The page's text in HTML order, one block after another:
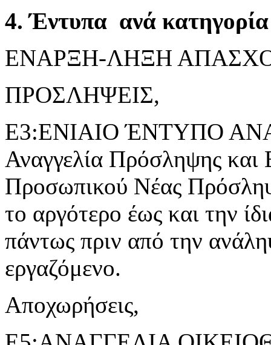
4. Έντυπα ανά κατηγορία
ΕΝΑΡΞΗ-ΛΗΞΗ
ΠΡΟΣΛΗΨΕΙΣ,
Ε3:ΕΝΙΑΙΟ ΈΝΤΥΠΟ
Αναγγελία Πρόσληψης
Προσωπικού Νέας
το αργότερο έως και την
πάντως πριν από την
εργαζόμενο.
Αποχωρήσεις,